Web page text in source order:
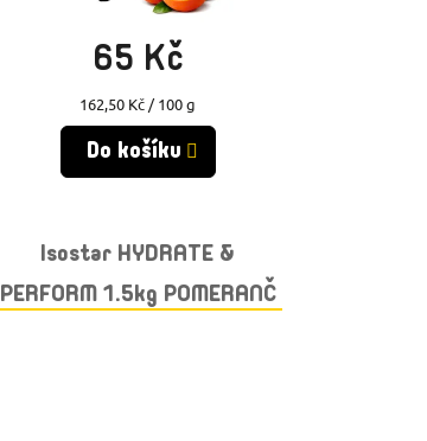
65 Kč
Měrná
cena:
162,50 Kč / 100 g
Do košíku
Isostar HYDRATE &
PERFORM 1.5kg POMERANČ